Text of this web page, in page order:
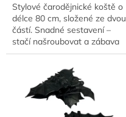
Stylové čarodějnické koště o
délce 80 cm, složené ze dvou
částí. Snadné sestavení –
stačí našroubovat a zábava
může začít!